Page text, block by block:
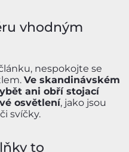
vhodným
nespokojte se
Ve skandinávském
ani obří stojací
osvětlení, jako jsou
svíčky.
to